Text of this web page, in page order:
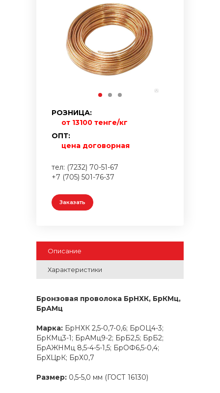
РОЗНИЦА:
от 13100 тенге/кг
ОПТ:
цена договорная
тел: (7232) 70-51-67
+7 (705) 501-76-37
Заказать
Описание
Характеристики
Бронзовая проволока БрНХК, БрКМц,
БрАМц
Марка: БрНХК 2,5-0,7-0,6; БрОЦ4-3;
БрКМц3-1; БрАМц9-2; БрБ2,5; БрБ2;
БрАЖНМц 8,5-4-5-1,5; БрОФ6,5-0,4;
БрХЦрК; БрХ0,7
Размер: 0,5-5,0 мм (ГОСТ 16130)